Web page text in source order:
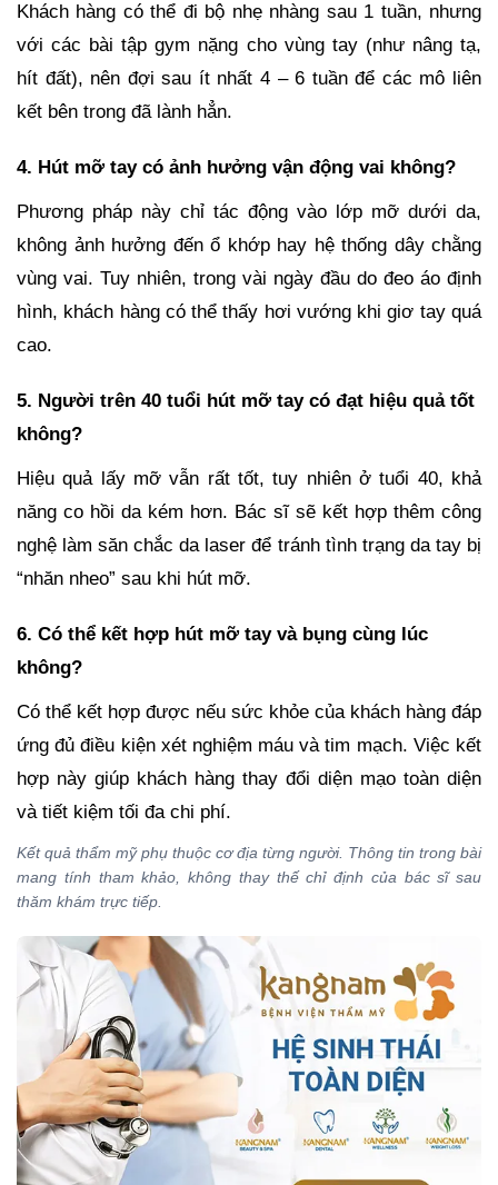
Khách hàng có thể đi bộ nhẹ nhàng sau 1 tuần, nhưng
với các bài tập gym nặng cho vùng tay (như nâng tạ,
hít đất), nên đợi sau ít nhất 4 – 6 tuần để các mô liên
kết bên trong đã lành hẳn.
4. Hút mỡ tay có ảnh hưởng vận động vai không?
Phương pháp này chỉ tác động vào lớp mỡ dưới da,
không ảnh hưởng đến ổ khớp hay hệ thống dây chằng
vùng vai. Tuy nhiên, trong vài ngày đầu do đeo áo định
hình, khách hàng có thể thấy hơi vướng khi giơ tay quá
cao.
5. Người trên 40 tuổi hút mỡ tay có đạt hiệu quả tốt
không?
Hiệu quả lấy mỡ vẫn rất tốt, tuy nhiên ở tuổi 40, khả
năng co hồi da kém hơn. Bác sĩ sẽ kết hợp thêm công
nghệ làm săn chắc da laser để tránh tình trạng da tay bị
“nhăn nheo” sau khi hút mỡ.
6. Có thể kết hợp hút mỡ tay và bụng cùng lúc
không?
Có thể kết hợp được nếu sức khỏe của khách hàng đáp
ứng đủ điều kiện xét nghiệm máu và tim mạch. Việc kết
hợp này giúp khách hàng thay đổi diện mạo toàn diện
và tiết kiệm tối đa chi phí.
Kết quả thẩm mỹ phụ thuộc cơ địa từng người. Thông tin trong bài
mang tính tham khảo, không thay thế chỉ định của bác sĩ sau
thăm khám trực tiếp.